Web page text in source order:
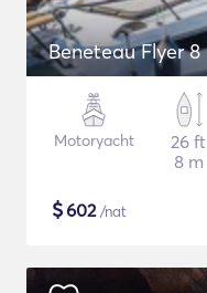
Beneteau Flyer 8
Motoryacht
26 ft
8 m
$602/nat